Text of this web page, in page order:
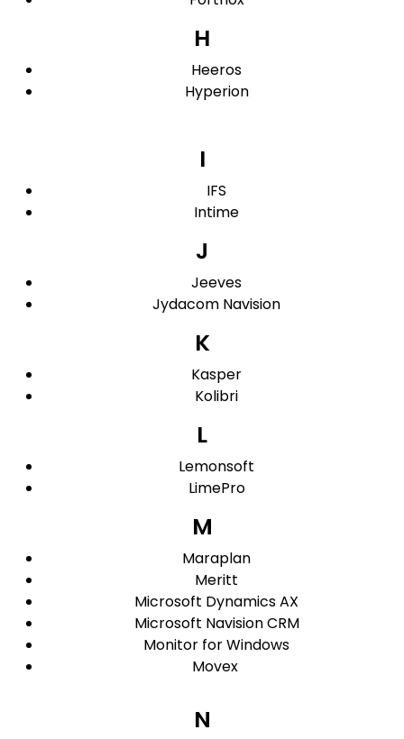
H
Heeros
Hyperion
I
IFS
Intime
J
Jeeves
Jydacom Navision
K
Kasper
Kolibri
L
Lemonsoft
LimePro
M
Maraplan
Meritt
Microsoft Dynamics AX
Microsoft Navision CRM
Monitor for Windows
Movex
N